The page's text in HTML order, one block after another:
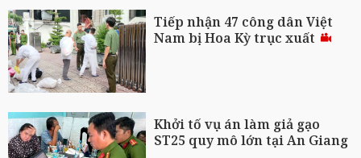
Tiếp nhận 47 công dân Việt
Nam bị Hoa Kỳ trục xuất
Khởi tố vụ án làm giả gạo
ST25 quy mô lớn tại An Giang